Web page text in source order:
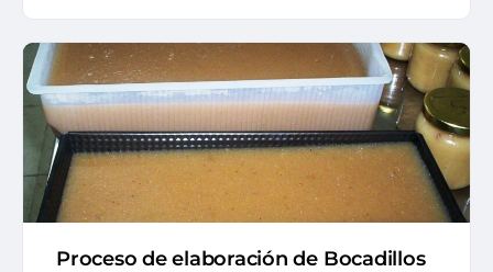
Proceso de elaboración de Bocadillos